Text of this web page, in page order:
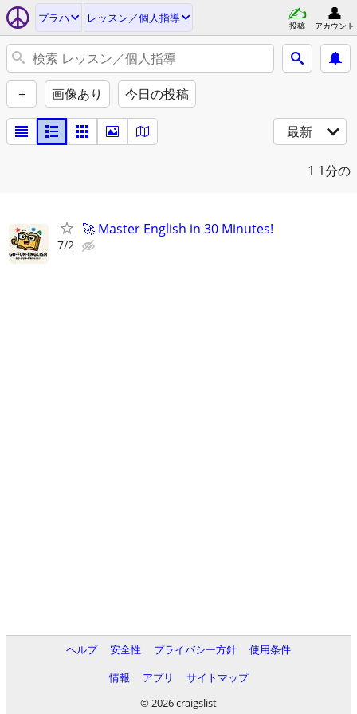
プラハ レッスン／個人指導
投稿 アカウント
+ 画像あり 今日の投稿
最新
1 1分の
🚀 Master English in 30 Minutes!
7/2
ヘルプ 安全性 プライバシー方針
使用条件
情報
アプリ
サイトマップ
© 2026 craigslist